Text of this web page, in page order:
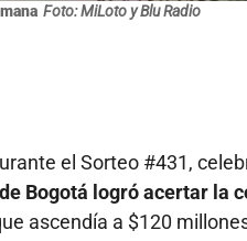
Foto: MiLoto y Blu Radio
el Sorteo #431,
Bogotá logró acertar la
ascendía a $120